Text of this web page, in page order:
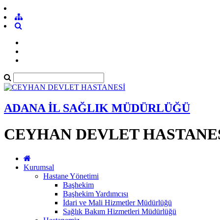
ADANA İL SAĞLIK MÜDÜRLÜĞÜ
CEYHAN DEVLET
Kurumsal
Hastane Yönetimi
Başhekim
Başhekim Yardımcısı
İdari ve Mali Hizmetler Müdürlüğü
Sağlık Bakım Hizmetleri Müdürlüğü